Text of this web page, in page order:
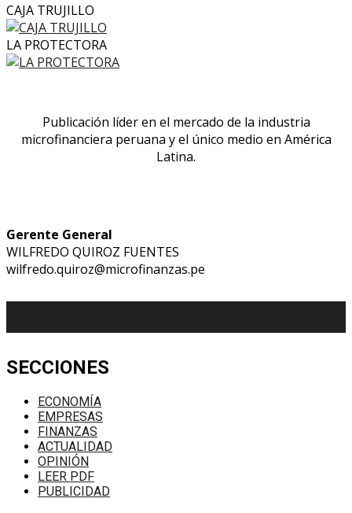
CAJA TRUJILLO
LA PROTECTORA
Publicación líder en el mercado de la industria
microfinanciera peruana y el único medio en América
Latina.
Gerente General
WILFREDO QUIROZ FUENTES
wilfredo.quiroz@microfinanzas.pe
SECCIONES
ECONOMÍA
EMPRESAS
FINANZAS
ACTUALIDAD
OPINIÓN
LEER PDF
PUBLICIDAD